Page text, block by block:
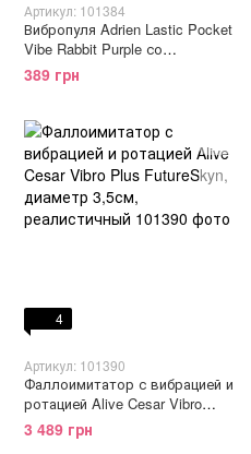
Артикул: 101384
Вибропуля Adrien Lastic Pocket
Vibe Rabbit Purple со
стимулирующими ушками
389 грн
4
Артикул: 101390
Фаллоимитатор с вибрацией и
ротацией Alive Cesar Vibro
Plus FutureSkyn, диаметр
3,5см, реалистичный
3 489 грн